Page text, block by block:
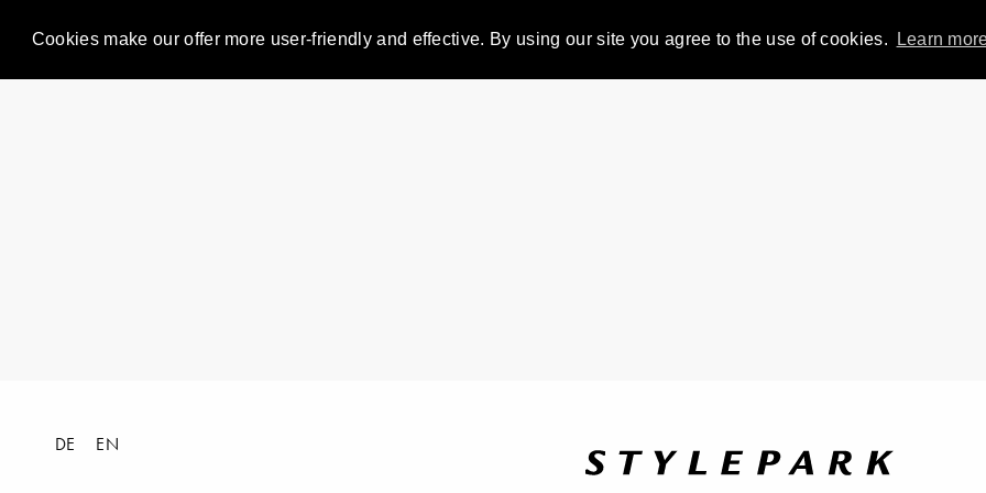
Cookies make our offer more user-friendly and effective. By using our site you agree to the use of cookies. Learn
DE EN